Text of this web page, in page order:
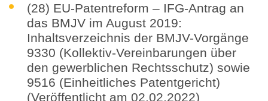
(28) EU-Patentreform – IFG-Antrag an
das BMJV im August 2019:
Inhaltsverzeichnis der BMJV-Vorgänge
9330 (Kollektiv-Vereinbarungen über
den gewerblichen Rechtsschutz) sowie
9516 (Einheitliches Patentgericht)
(Veröffentlicht am 02.02.2022)